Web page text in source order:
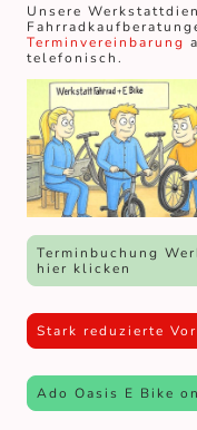
Unsere
Terminvereinbarung
telefonisch.
Terminbuchung
hier klicken
Stark reduzierte
Ado Oasis E Bike